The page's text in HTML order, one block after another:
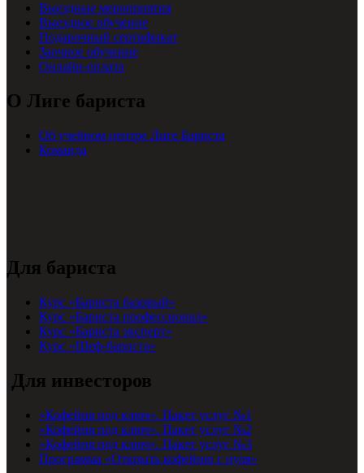
Выездные мероприятия
Выездное обучение
Подарочный сертификат
Заочное обучение
Онлайн-оплата
О Лиге бариста
Об учебном центре Лиге Бариста
Команда
Для бариста
Курс «Бариста базовый»
Курс «Бариста профессионал»
Курс «Бариста эксперт»
Курс «Шеф-бариста»
Для инвесторов
«Кофейня под ключ». Пакет услуг №1
«Кофейня под ключ». Пакет услуг №2
«Кофейня под ключ». Пакет услуг №3
Программа «Открыть кофейню с нуля»